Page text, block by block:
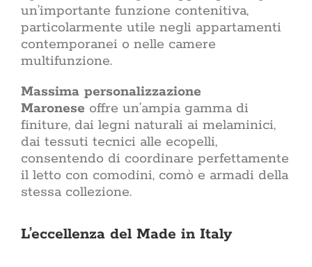
un’importante funzione contenitiva,
particolarmente utile negli appartamenti
contemporanei o nelle camere
multifunzione.
Massima personalizzazione
Maronese offre un’ampia gamma di
finiture, dai legni naturali ai melaminici,
dai tessuti tecnici alle ecopelli,
consentendo di coordinare perfettamente
il letto con comodini, comò e armadi della
stessa collezione.
L’eccellenza del Made in Italy